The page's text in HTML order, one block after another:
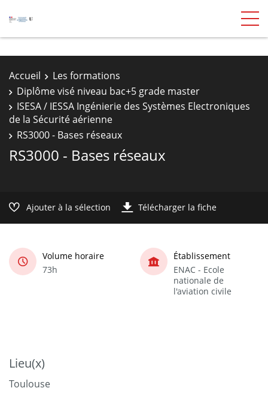
Accueil
Les formations
Diplôme visé niveau bac+5 grade master
ISESA / IESSA Ingénierie des Systèmes Electroniques
de la Sécurité aérienne
RS3000 - Bases réseaux
RS3000 - Bases réseaux
Ajouter à la sélection Télécharger la fiche
Volume horaire
73h
Établissement
ENAC - Ecole
nationale de
l'aviation civile
Lieu(x)
Toulouse